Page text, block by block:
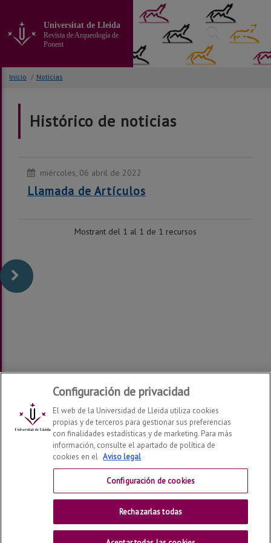
contenido
principal
la
página
Universitat de Lleida
Revista de Arqueología de
Ponent
Inicio / Noticias
Histórico de noticias
miércoles, 06 abril de 2022
Llamada de Artículos
Mostrant del 1 al 1 de 1 recursos
Datos de la revista / Creative Commons /
2026Universitat de Lleida - Pl Víctor Siurana 1, 25003,
Lleida - 34 973 70 20 00
Configuración de privacidad
El web de la Universidad de Lleida utiliza cookies
propias y de terceros para gestionar sus preferencias
con finalidades estadísticas y de marketing. Para más
información, consulte el apartado de política de
cookies en el Aviso legal
Configuración de cookies
Rechazarlas todas